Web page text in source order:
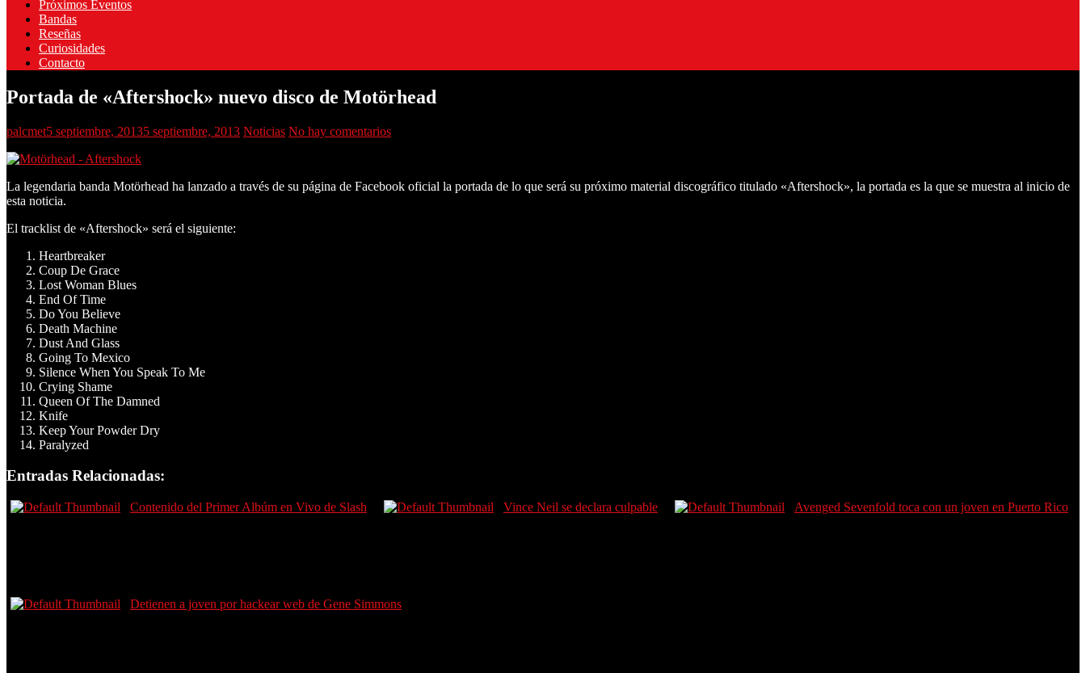
Próximos Eventos
Bandas
Reseñas
Curiosidades
Contacto
Portada de «Aftershock» nuevo disco de Motörhead
palcmet5 septiembre, 20135 septiembre, 2013 Noticias No hay comentarios
La legendaria banda Motörhead ha lanzado a través de su página de Facebook oficial la portada de lo que será su próximo material discográfico titulado «Aftershock», la portada es la que se muestra al inicio de
esta noticia.
El tracklist de «Aftershock» será el siguiente:
Heartbreaker
Coup De Grace
Lost Woman Blues
End Of Time
Do You Believe
Death Machine
Dust And Glass
Going To Mexico
Silence When You Speak To Me
Crying Shame
Queen Of The Damned
Knife
Keep Your Powder Dry
Paralyzed
Entradas Relacionadas:
Contenido del Primer Albúm en Vivo de Slash Vince Neil se declara culpable Avenged Sevenfold toca con un joven en Puerto Rico
Detienen a joven por hackear web de Gene Simmons